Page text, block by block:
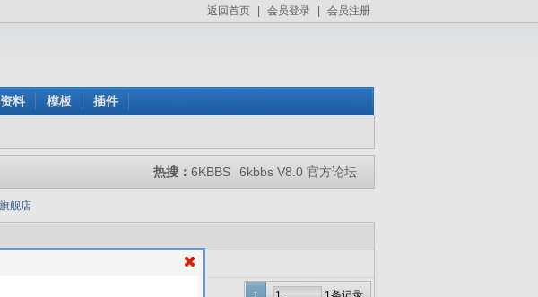
返回首页 会员登录 会员注册
料 模板 插件
热搜： 6KBBS 6kbbs V8.0 官方论坛
舰店